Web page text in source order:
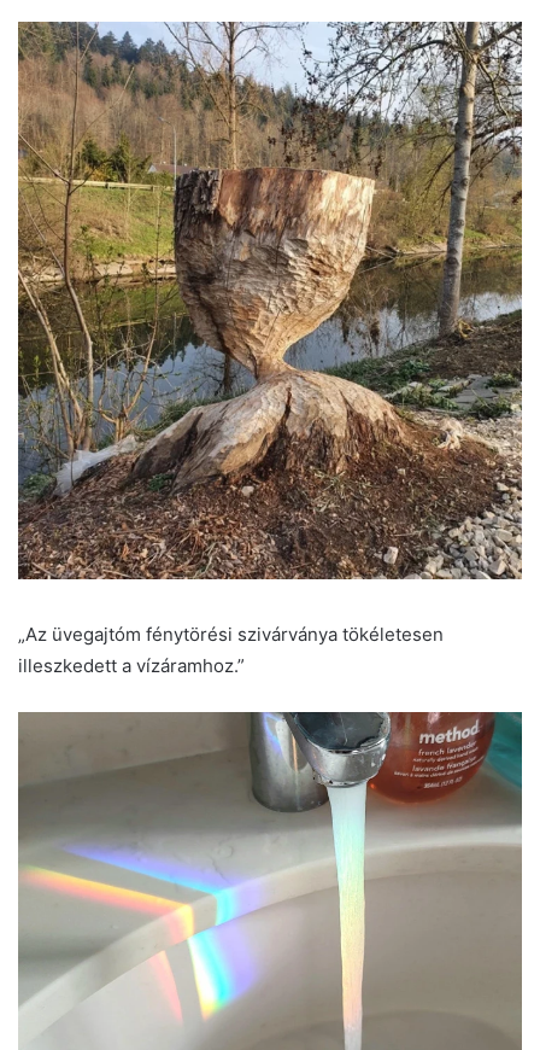
„Az üvegajtóm fénytörési szivárványa tökéletesen
illeszkedett a vízáramhoz.”